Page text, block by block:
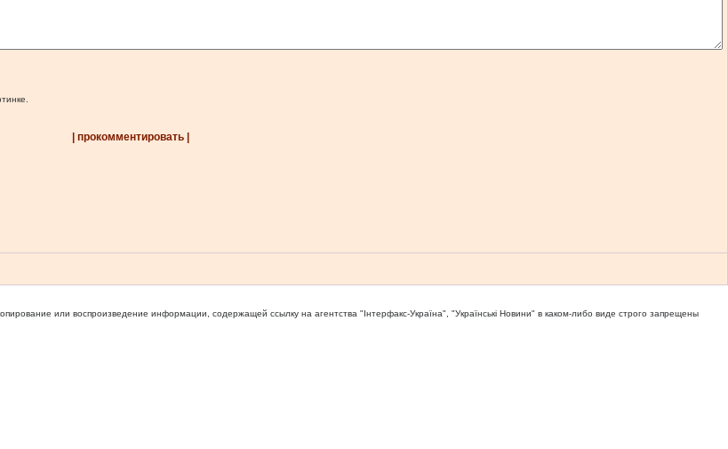
| прокомментировать |
или воспроизведение информации, содержащей ссылку на агентства "Iнтерфакс-Україна", "Українськi Новини" в каком-либо виде строго запрещены